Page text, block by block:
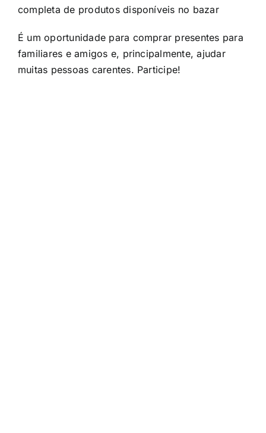
completa de produtos disponíveis no bazar
É um oportunidade para comprar presentes para
familiares e amigos e, principalmente, ajudar
muitas pessoas carentes. Participe!